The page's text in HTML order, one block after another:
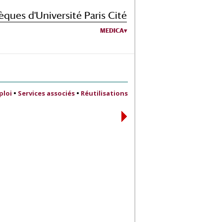
d'Université Paris Cité
MEDICA
• Services associés • Réutilisations